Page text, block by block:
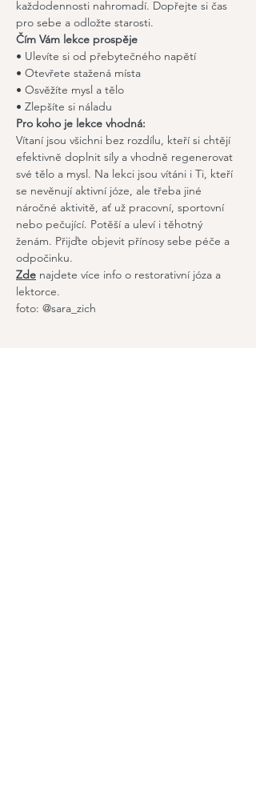
každodennosti nahromadí. Dopřejte si čas
pro sebe a odložte starosti.
Čím Vám lekce prospěje
• Ulevíte si od přebytečného napětí
• Otevřete stažená místa
• Osvěžíte mysl a tělo
• Zlepšíte si náladu
Pro koho je lekce vhodná:
Vítaní jsou všichni bez rozdílu, kteří si chtějí
efektivně doplnit síly a vhodně regenerovat
své tělo a mysl. Na lekci jsou vítáni i Ti, kteří
se nevěnují aktivní józe, ale třeba jiné
náročné aktivitě, ať už pracovní, sportovní
nebo pečující. Potěší a uleví i těhotný
ženám. Přijďte objevit přínosy sebe péče a
odpočinku.
Zde najdete více info o restorativní józa a
lektorce.
foto: @sara_zich